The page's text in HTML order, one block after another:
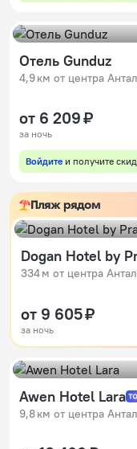
Отель Gunduz
4,9 км от центра
от 6 209 ₽
за ночь
Войдите и получите
Пляж рядом
334 м от центра
от 9 605 ₽
за ночь
Awen Hotel Lara
9,8 км от центра